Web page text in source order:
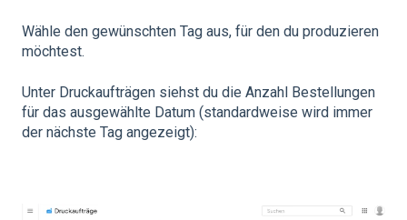
Wähle den gewünschten Tag aus, für den du produzieren
möchtest.
Unter Druckaufträgen siehst du die Anzahl Bestellungen
für das ausgewählte Datum (standardweise wird immer
der nächste Tag angezeigt):